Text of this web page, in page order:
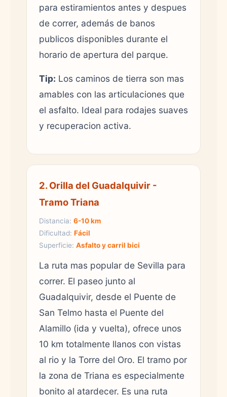
para estiramientos antes y despues
de correr, además de banos
publicos disponibles durante el
horario de apertura del parque.
Tip: Los caminos de tierra son mas
amables con las articulaciones que
el asfalto. Ideal para rodajes suaves
y recuperacion activa.
2. Orilla del Guadalquivir -
Tramo Triana
Distancia: 6-10 km
Dificultad: Fácil
Superficie: Asfalto y carril bici
La ruta mas popular de Sevilla para
correr. El paseo junto al
Guadalquivir, desde el Puente de
San Telmo hasta el Puente del
Alamillo (ida y vuelta), ofrece unos
10 km totalmente llanos con vistas
al rio y la Torre del Oro. El tramo por
la zona de Triana es especialmente
bonito al atardecer. Es una ruta